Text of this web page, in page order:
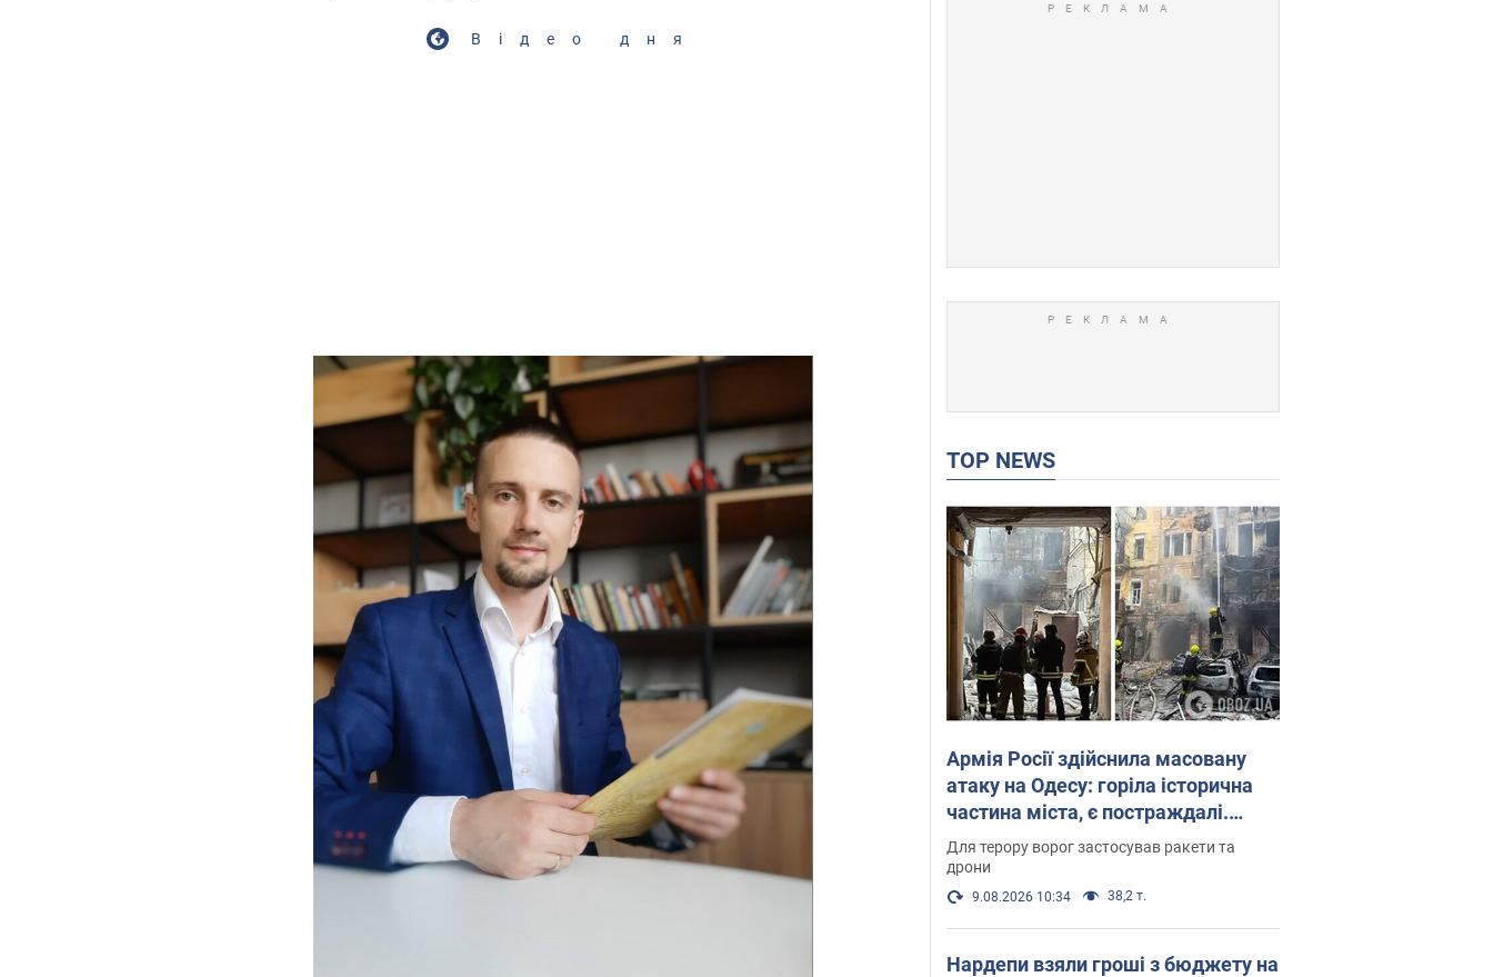
Відео дня
TOP NEWS
Армія Росії здійснила масовану
атаку на Одесу: горіла історична
частина міста, є постраждалі.
Фото та відео
Для терору ворог застосував ракети та
дрони
9.08.2026 10:34 38,2 т.
Нардепи взяли гроші з бюджету на